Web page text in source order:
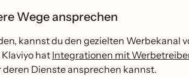
Wege ansprechen
kannst du den gezielten Werbekanal
hat Integrationen mit
Dienste ansprechen kannst.